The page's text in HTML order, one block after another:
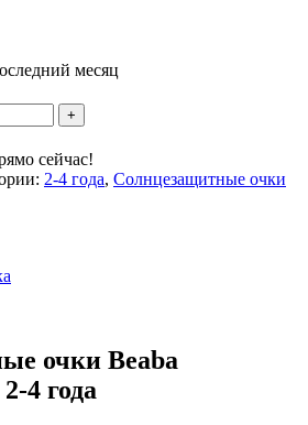
месяц
сейчас!
2-4 года, Солнцезащитные очки
очки Beaba
4 года